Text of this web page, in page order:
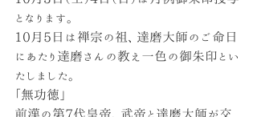
となります。
10月5日は禅宗の祖、達磨大師のご命日
にあたり達磨さんの教え一色の御朱印とい
たしました。
「無功徳」
前漢の第7代皇帝、武帝と達磨大師が交